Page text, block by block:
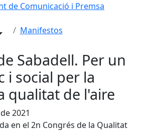
de Comunicació i Premsa
Manifestos
Sabadell. Per un
i social per la
qualitat de l'aire
2021
en el 2n Congrés de la Qualitat